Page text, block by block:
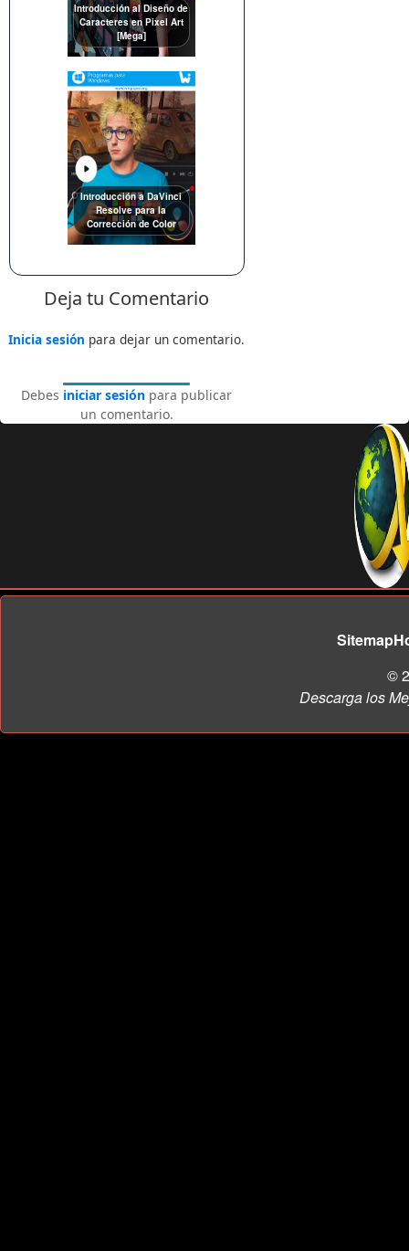
Introducción al Diseño de
Caracteres en Pixel Art
[Mega]
Introducción a DaVinci
Resolve para la
Corrección de Color
Deja tu Comentario
Inicia sesión para dejar un comentario.
Debes iniciar sesión para publicar
un comentario.
Sitemap
©
Descarga los